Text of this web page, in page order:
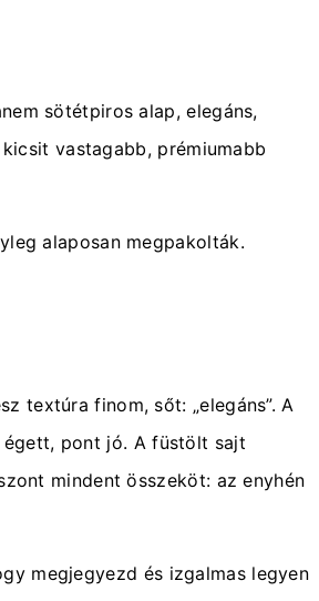
sötétpiros alap, elegáns,
vastagabb, prémiumabb
alaposan megpakolták.
textúra finom, sőt: „elegáns”. A
égett, pont jó. A füstölt sajt
mindent összeköt: az enyhén
megjegyezd és izgalmas legyen